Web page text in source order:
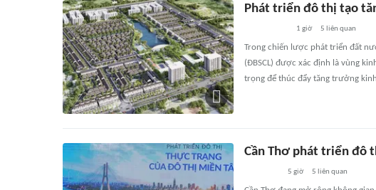
Phát triển đô thị tạo
1 giờ 5 liên quan
Trong chiến lược phát triển đất
(ĐBSCL) được xác định là vùng
trọng để thúc đẩy tăng trưởng
Cần Thơ phát triển đô
5 giờ 5 liên quan